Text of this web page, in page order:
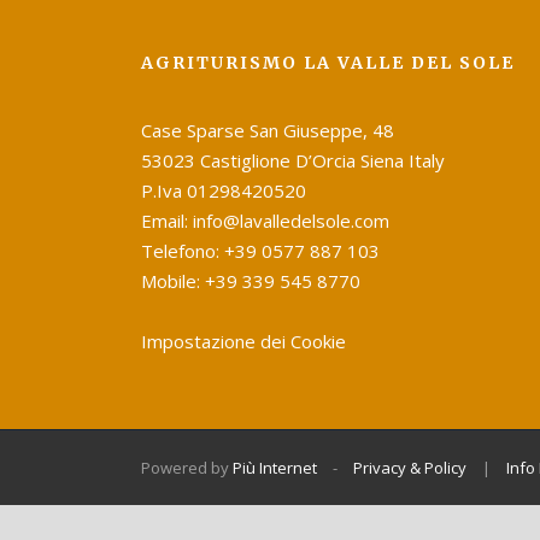
AGRITURISMO LA VALLE DEL SOLE
Case Sparse San Giuseppe, 48
53023 Castiglione D’Orcia Siena Italy
P.Iva 01298420520
Email: info@lavalledelsole.com
Telefono: +39 0577 887 103
Mobile: +39 339 545 8770
Impostazione dei Cookie
Powered byPiù Internet - Privacy & Policy | Info